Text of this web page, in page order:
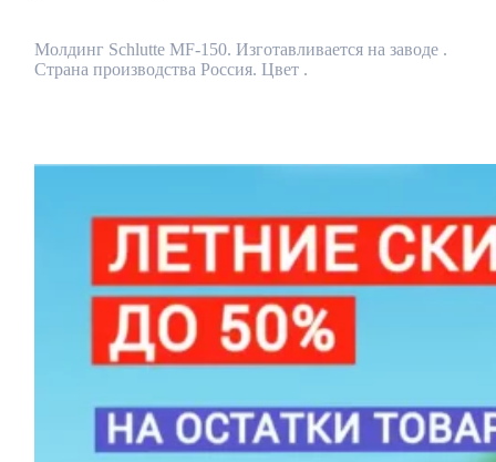
Молдинг Schlutte MF-150. Изготавливается на заводе .
Страна производства Россия. Цвет .